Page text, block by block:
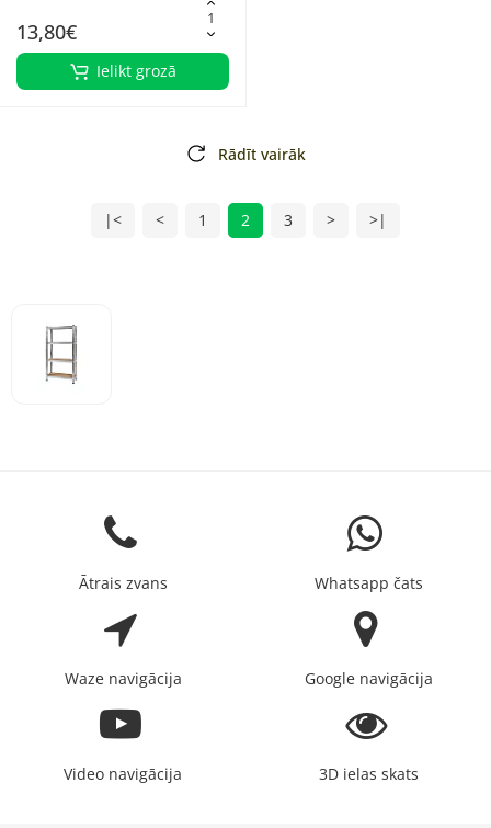
13,80€
Ielikt grozā
Rādīt vairāk
|< < 1 2 3 > >|
Ātrais zvans Whatsapp čats
Waze navigācija Google navigācija
Video navigācija 3D ielas skats